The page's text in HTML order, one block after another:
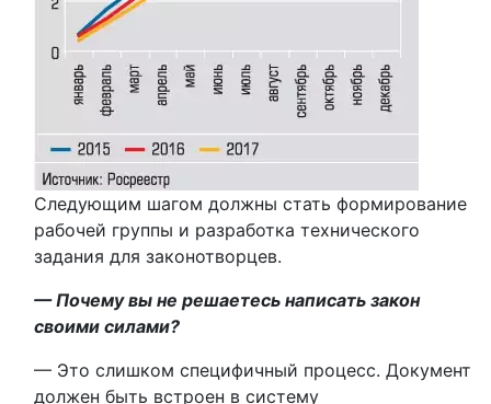
Следующим шагом должны стать формирование
рабочей группы и разработка технического
задания для законотворцев.
— Почему вы не решаетесь написать закон
своими силами?
— Это слишком специфичный процесс. Документ
должен быть встроен в систему